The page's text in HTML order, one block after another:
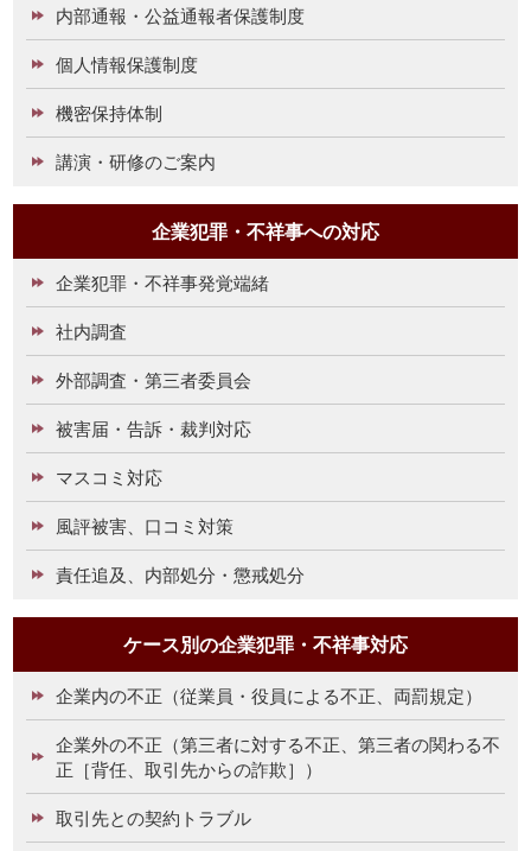
内部通報・公益通報者保護制度
個人情報保護制度
機密保持体制
講演・研修のご案内
企業犯罪・不祥事への対応
企業犯罪・不祥事発覚端緒
社内調査
外部調査・第三者委員会
被害届・告訴・裁判対応
マスコミ対応
風評被害、口コミ対策
責任追及、内部処分・懲戒処分
ケース別の企業犯罪・不祥事対応
企業内の不正（従業員・役員による不正、両罰規定）
企業外の不正（第三者に対する不正、第三者の関わる不
正［背任、取引先からの詐欺］）
取引先との契約トラブル